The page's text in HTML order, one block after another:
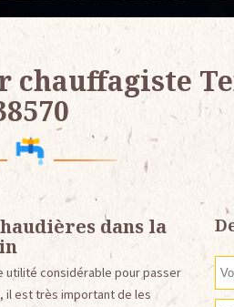
dans la
utilité considérable pour passer
il est très important de les